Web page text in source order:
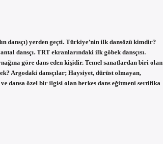
dansçı) yerden geçti. Türkiye’nin ilk dansözü kimdir?
dansçı. TRT ekranlarındaki ilk göbek dansçısı.
göre dans eden kişidir. Temel sanatlardan biri olan
Argodaki dansçılar; Haysiyet, dürüst olmayan,
dansa özel bir ilgisi olan herkes dans eğitmeni sertifika